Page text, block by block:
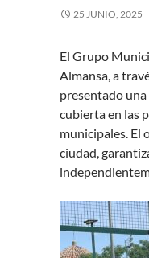
25 JUNIO, 2025
El Grupo
Almansa, a
presentado
cubierta en las
municipales. El
ciudad,